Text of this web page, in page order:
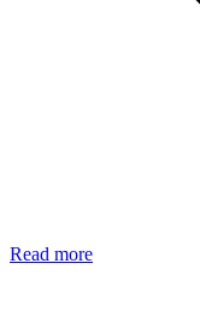
Read more